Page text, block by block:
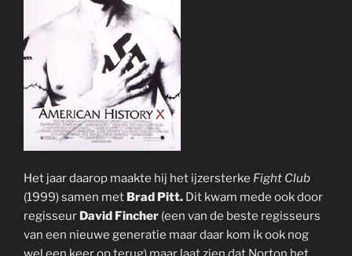
Het jaar daarop maakte hij het ijzersterke Fight Club
(1999) samen met Brad Pitt. Dit kwam mede ook door
regisseur David Fincher (een van de beste regisseurs
van een nieuwe generatie maar daar kom ik ook nog